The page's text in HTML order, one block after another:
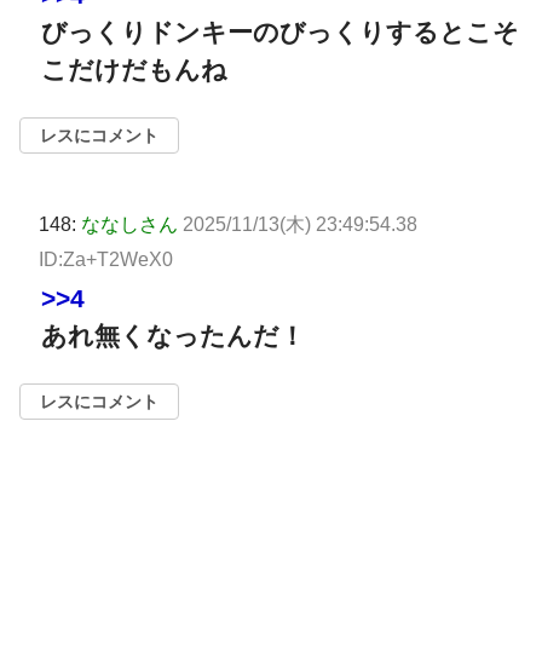
びっくりドンキーのびっくりするとこそ
こだけだもんね
レスにコメント
148: ななしさん 2025/11/13(木) 23:49:54.38
ID:Za+T2WeX0
>>4
あれ無くなったんだ！
レスにコメント